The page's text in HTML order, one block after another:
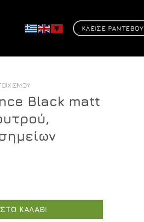
ΚΛΕΙΣΕ ΡΑΝΤΕΒΟΥ
Black matt
ΚΑΛΆΘΙ